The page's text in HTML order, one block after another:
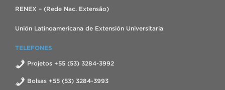
RENEX – (Rede Nac. Extensão)
Unión Latinoamericana de Extensión Universitaria
TELEFONES
Projetos +55 (53) 3284-3992
Bolsas +55 (53) 3284-3993